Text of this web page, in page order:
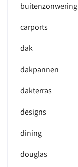
buitenzonwering
carports
dak
dakpannen
dakterras
designs
dining
douglas